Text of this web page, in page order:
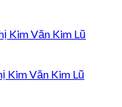
Kim Văn Kim Lũ
Kim Văn Kim Lũ